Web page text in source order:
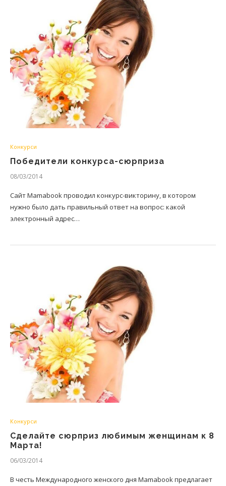
Конкурси
Победители конкурса-сюрприза
08/03/2014
Сайт Mamabook проводил конкурс-викторину, в котором
нужно было дать правильный ответ на вопрос: какой
электронный адрес…
Конкурси
Сделайте сюрприз любимым женщинам к 8
Марта!
06/03/2014
В честь Международного женского дня Mamabook предлагает